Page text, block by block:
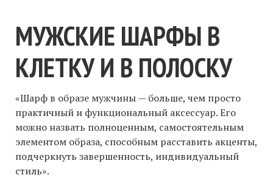
МУЖСКИЕ ШАРФЫ В
КЛЕТКУ И В ПОЛОСКУ
«Шарф в образе мужчины — больше, чем просто
практичный и функциональный аксессуар. Его
можно назвать полноценным, самостоятельным
элементом образа, способным расставить акценты,
подчеркнуть завершенность, индивидуальный
стиль».